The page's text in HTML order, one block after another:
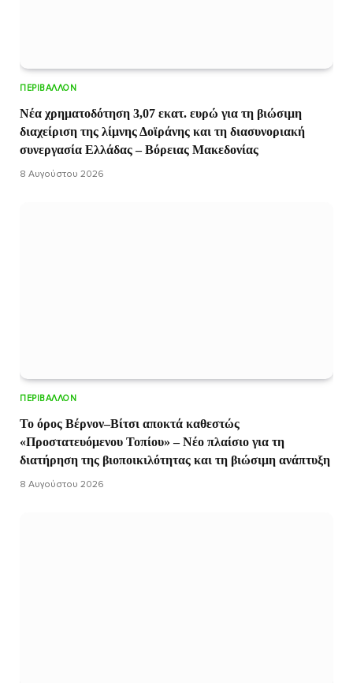
ΠΕΡΙΒΆΛΛΟΝ
Νέα χρηματοδότηση 3,07 εκατ. ευρώ για τη βιώσιμη
διαχείριση της λίμνης Δοϊράνης και τη διασυνοριακή
συνεργασία Ελλάδας – Βόρειας Μακεδονίας
8 Αυγούστου 2026
ΠΕΡΙΒΆΛΛΟΝ
Το όρος Βέρνον–Βίτσι αποκτά καθεστώς
«Προστατευόμενου Τοπίου» – Νέο πλαίσιο για τη
διατήρηση της βιοποικιλότητας και τη βιώσιμη ανάπτυξη
8 Αυγούστου 2026